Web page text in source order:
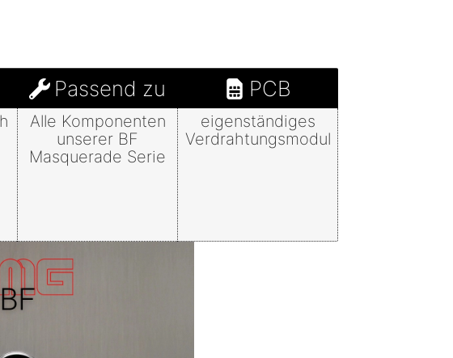
Passend zu PCB
Alle Komponenten
unserer BF
Masquerade Serie
eigenständiges
Verdrahtungsmodul